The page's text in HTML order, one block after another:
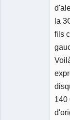
la
fils
140